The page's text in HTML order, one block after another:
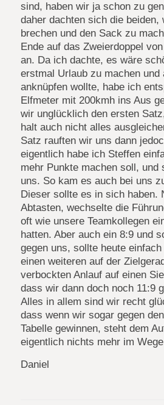
sind, haben wir ja schon zu
daher dachten sich die beiden,
brechen und den Sack zu
Ende auf das Zweierdoppel
an. Da ich dachte, es wäre
erstmal Urlaub zu machen und
anknüpfen wollte, habe ich
Elfmeter mit 200kmh ins Aus
wir unglücklich den ersten
halt auch nicht alles
Satz rauften wir uns dann
eigentlich habe ich Steffen
mehr Punkte machen soll, und
uns. So kam es auch bei uns
Dieser sollte es in sich haben.
Abtasten, wechselte die
oft wie unsere Teamkollegen
hatten. Aber auch ein 8:9 und
gegen uns, sollte heute
einen weiteren auf der
verbockten Anlauf auf einen
dass wir dann doch noch 11:9
Alles in allem sind wir recht
dass wenn wir sogar gegen
Tabelle gewinnen, steht dem
eigentlich nichts mehr im
Daniel